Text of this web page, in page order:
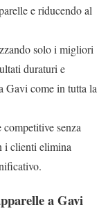
e riducendo al
solo i migliori
duraturi e
Gavi come in tutta la
senza
i clienti elimina
a Gavi